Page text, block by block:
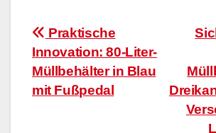
Praktische
Innovation: 80-Liter-
Müllbehälter in Blau
mit Fußpedal